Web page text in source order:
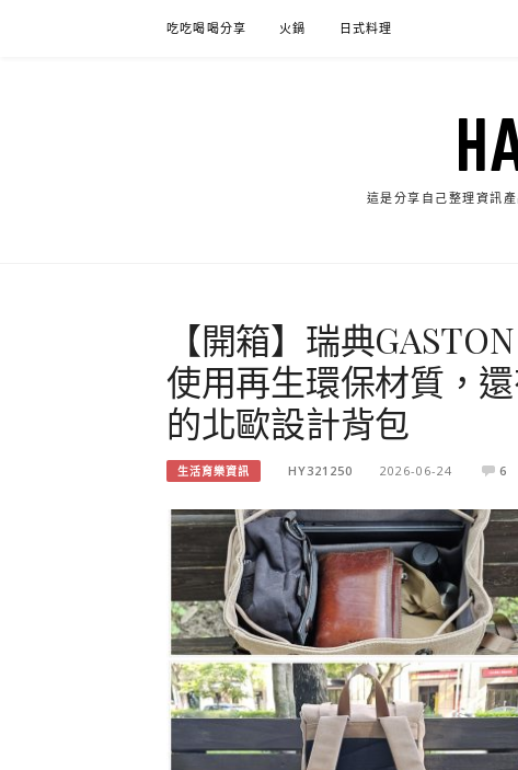
吃吃喝喝分享 火鍋 日式料理
這是分享自己整理資訊
【開箱】瑞典
使用再生環保材質，
的北歐設計背包
生活育樂資訊 HY321250 2026-06-24 6